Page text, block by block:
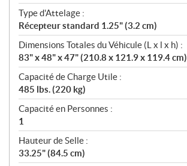
Type d'Attelage :
Récepteur standard 1.25" (3.2 cm)
Dimensions Totales du Véhicule (L x l x h) :
83" x 48" x 47" (210.8 x 121.9 x 119.4 cm)
Capacité de Charge Utile :
485 lbs. (220 kg)
Capacité en Personnes :
1
Hauteur de Selle :
33.25" (84.5 cm)